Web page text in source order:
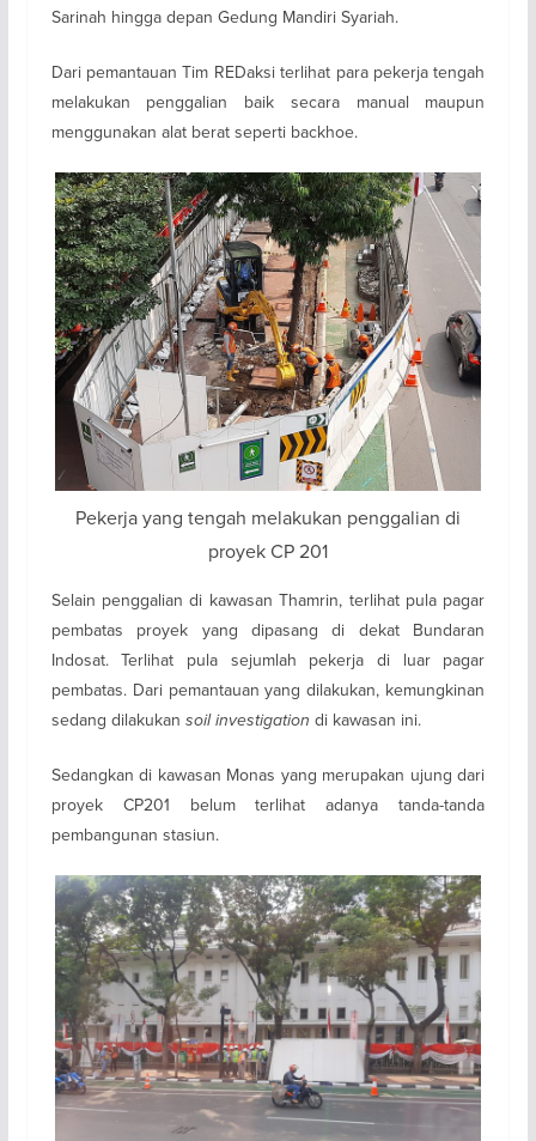
Sarinah hingga depan Gedung Mandiri Syariah.
Dari pemantauan Tim REDaksi terlihat para pekerja tengah
melakukan penggalian baik secara manual maupun
menggunakan alat berat seperti backhoe.
Pekerja yang tengah melakukan penggalian di
proyek CP 201
Selain penggalian di kawasan Thamrin, terlihat pula pagar
pembatas proyek yang dipasang di dekat Bundaran
Indosat. Terlihat pula sejumlah pekerja di luar pagar
pembatas. Dari pemantauan yang dilakukan, kemungkinan
sedang dilakukan soil investigation di kawasan ini.
Sedangkan di kawasan Monas yang merupakan ujung dari
proyek CP201 belum terlihat adanya tanda-tanda
pembangunan stasiun.